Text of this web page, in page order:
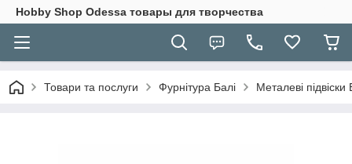
Hobbу Shop Odessa товары для творчества
Товари та послуги Фурнітура Балі Металеві підвіски